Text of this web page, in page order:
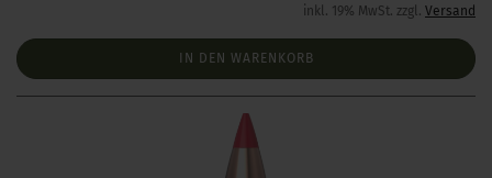
inkl. 19% MwSt. zzgl. Versand
IN DEN WARENKORB